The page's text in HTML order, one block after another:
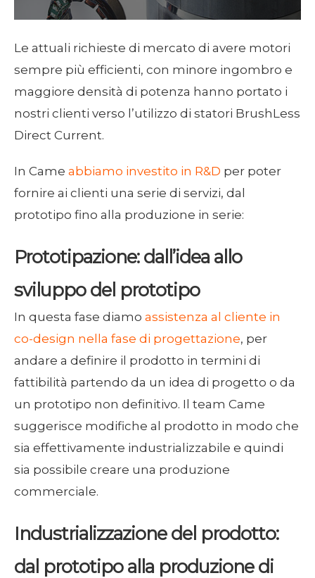
Le attuali richieste di mercato di avere motori
sempre più efficienti, con minore ingombro e
maggiore densità di potenza hanno portato i
nostri clienti verso l’utilizzo di statori BrushLess
Direct Current.
In Came abbiamo investito in R&D per poter
fornire ai clienti una serie di servizi, dal
prototipo fino alla produzione in serie:
Prototipazione: dall’idea allo
sviluppo del prototipo
In questa fase diamo assistenza al cliente in
co-design nella fase di progettazione, per
andare a definire il prodotto in termini di
fattibilità partendo da un idea di progetto o da
un prototipo non definitivo. Il team Came
suggerisce modifiche al prodotto in modo che
sia effettivamente industrializzabile e quindi
sia possibile creare una produzione
commerciale.
Industrializzazione del prodotto:
dal prototipo alla produzione di